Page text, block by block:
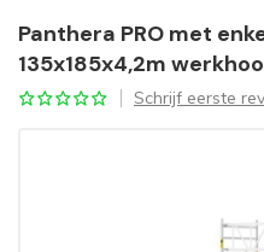
Panthera PRO met
135x185x4,2m
Schrijf eerste